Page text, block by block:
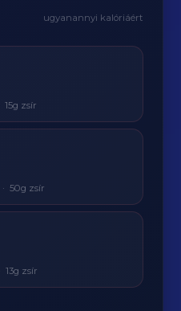
ugyanannyi kalóriáért
zsír
50g zsír
13g zsír